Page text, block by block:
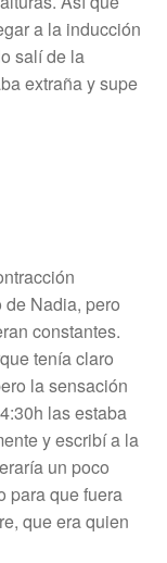
a la inducción
salí de la
extraña y supe
Nadia, pero
constantes.
tenía claro
la sensación
las estaba
y escribí a la
un poco
para que fuera
que era quien